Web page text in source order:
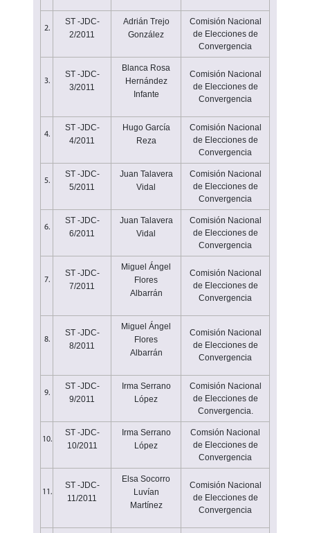
2.
ST -JDC-
2/2011
Adrián Trejo
González
Comisión Nacional
de Elecciones de
Convergencia
3.
ST -JDC-
3/2011
Blanca Rosa
Hernández
Infante
Comisión Nacional
de Elecciones de
Convergencia
4.
ST -JDC-
4/2011
Hugo García
Reza
Comisión Nacional
de Elecciones de
Convergencia
5.
ST -JDC-
5/2011
Juan Talavera
Vidal
Comisión Nacional
de Elecciones de
Convergencia
6.
ST -JDC-
6/2011
Juan Talavera
Vidal
Comisión Nacional
de Elecciones de
Convergencia
7.
ST -JDC-
7/2011
Miguel Ángel
Flores
Albarrán
Comisión Nacional
de Elecciones de
Convergencia
8.
ST -JDC-
8/2011
Miguel Ángel
Flores
Albarrán
Comisión Nacional
de Elecciones de
Convergencia
9.
ST -JDC-
9/2011
Irma Serrano
López
Comisión Nacional
de Elecciones de
Convergencia.
10.
ST -JDC-
10/2011
Irma Serrano
López
Comsión Nacional
de Elecciones de
Convergencia
11.
ST -JDC-
11/2011
Elsa Socorro
Luvían
Martínez
Comisión Nacional
de Elecciones de
Convergencia